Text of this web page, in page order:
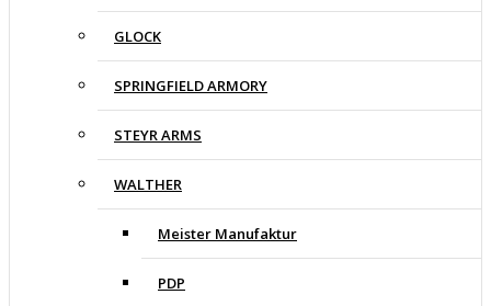
GLOCK
SPRINGFIELD ARMORY
STEYR ARMS
WALTHER
Meister Manufaktur
PDP